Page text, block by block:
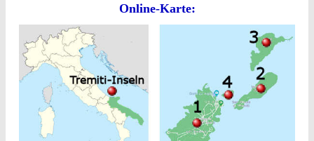
Online-Karte: